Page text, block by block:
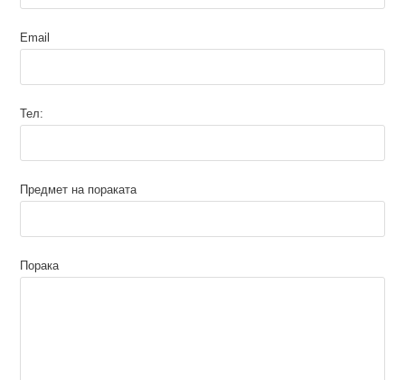
Email
Тел:
Предмет на пораката
Порака